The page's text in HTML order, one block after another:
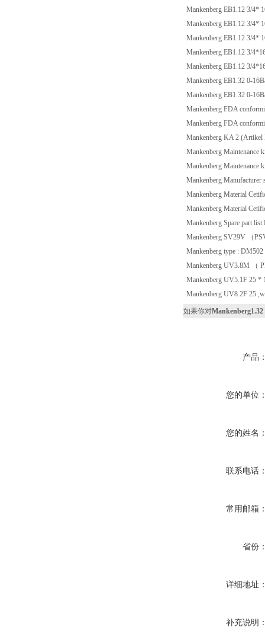
Mankenberg EB1.12 3/4*
Mankenberg EB1.12 3/4*
Mankenberg EB1.12 3/4*
Mankenberg EB1.12 3/
Mankenberg EB1.12 3/
Mankenberg EB1.32 0-
Mankenberg EB1.32 0-
Mankenberg FDA
Mankenberg FDA
Mankenberg KA 2 (Artikel
Mankenberg Maintenance
Mankenberg Maintenance
Mankenberg Manufacturer
Mankenberg Material
Mankenberg Material
Mankenberg Spare part
Mankenberg SV29V （
Mankenberg type :
Mankenberg UV3.8M （
Mankenberg UV5.1F 25 *
Mankenberg UV8.2F 25
如果你对Mankenberg1.32
产品
您的单位
您的姓名
联系电话
常用邮箱
省份
详细地址
补充说明